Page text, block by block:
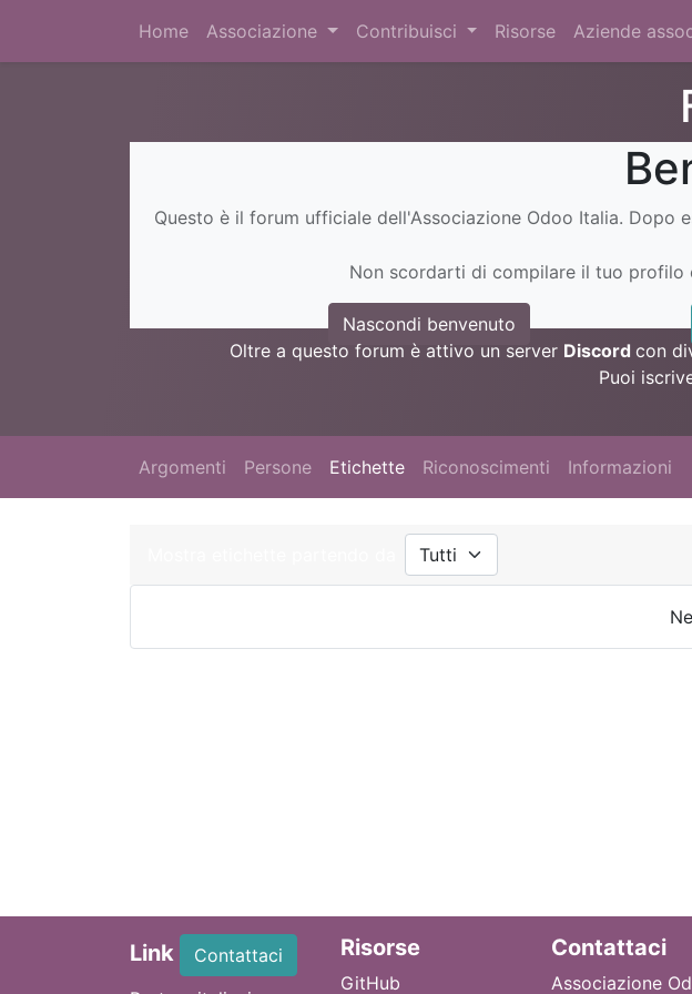
Home Associazione Contribuisci Risorse Aziende
Questo è il forum ufficiale dell'Associazione Odoo Italia. Dopo
Non scordarti di compilare il tuo profilo
Nascondi benvenuto
Oltre a questo forum è attivo un server Discord con
Puoi
Argomenti Persone Etichette Riconoscimenti Informazioni
Link
Contattaci
Risorse
GitHub
Contattaci
Associazione